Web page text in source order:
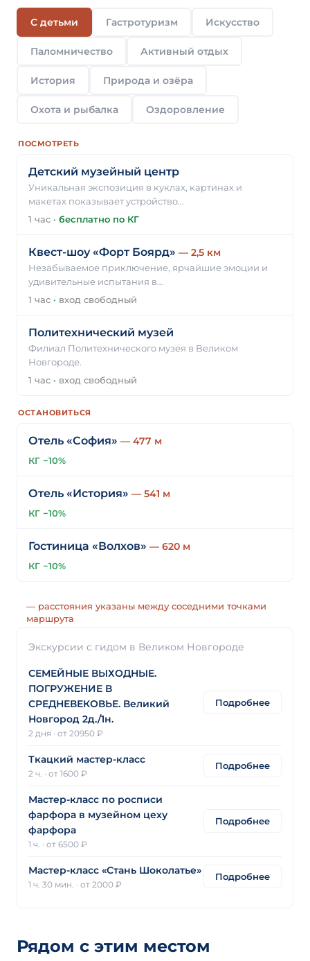
С детьми Гастротуризм Искусство
Паломничество Активный отдых
История Природа и озёра
Охота и рыбалка Оздоровление
ПОСМОТРЕТЬ
Детский музейный центр
Уникальная экспозиция в куклах, картинах и
макетах показывает устройство…
1 час · бесплатно по КГ
Квест-шоу «Форт Боярд» — 2,5 км
Незабываемое приключение, ярчайшие эмоции и
удивительные испытания в…
1 час · вход свободный
Политехнический музей
Филиал Политехнического музея в Великом
Новгороде.
1 час · вход свободный
ОСТАНОВИТЬСЯ
Отель «София» — 477 м
КГ −10%
Отель «История» — 541 м
КГ −10%
Гостиница «Волхов» — 620 м
КГ −10%
— расстояния указаны между соседними точками
маршрута
Экскурсии с гидом в Великом Новгороде
СЕМЕЙНЫЕ ВЫХОДНЫЕ.
ПОГРУЖЕНИЕ В
СРЕДНЕВЕКОВЬЕ. Великий
Новгород 2д./1н.
2 дня · от 20950 ₽
Подробнее
Ткацкий мастер-класс
2 ч. · от 1600 ₽
Подробнее
Мастер-класс по росписи
фарфора в музейном цеху
фарфора
1 ч. · от 6500 ₽
Подробнее
Мастер-класс «Стань Шоколатье»
1 ч. 30 мин. · от 2000 ₽
Подробнее
Рядом с этим местом